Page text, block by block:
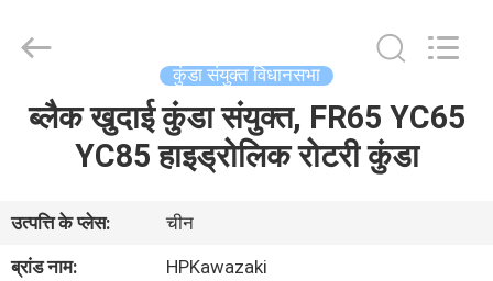
घर
वीडियो
Parts
Reserved.
कुंडा संयुक्त विधानसभा
ब्लैक खुदाई कुंडा संयुक्त, FR65 YC65
YC85 हाइड्रोलिक रोटरी कुंडा
उत्पत्ति के प्लेस:
चीन
ब्रांड नाम:
HPKawazaki